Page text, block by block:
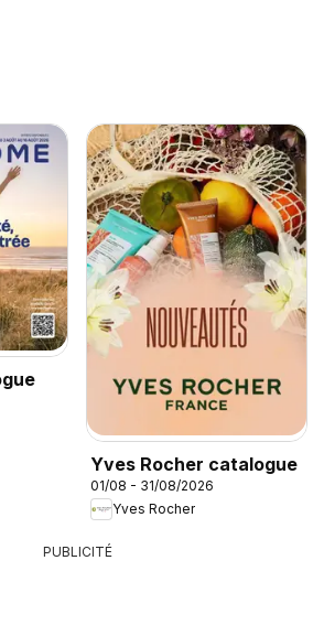
Yves Rocher catalogue
01/08 - 31/08/2026
Yves Rocher
PUBLICITÉ